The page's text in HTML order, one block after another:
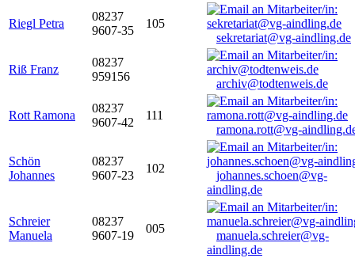
Riegl Petra
08237
9607-35
105
sekretariat@vg-aindling.de
Riß Franz
08237
959156
archiv@todtenweis.de
Rott Ramona
08237
9607-42
111
ramona.rott@vg-
Schön
Johannes
08237
9607-23
102
johannes.schoen@vg-
aindling.de
Schreier
Manuela
08237
9607-19
005
manuela.schreier@vg-
aindling.de